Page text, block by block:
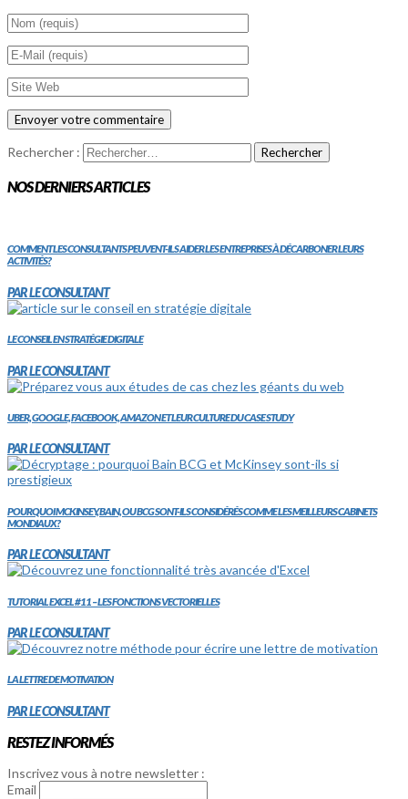
Rechercher :
NOS DERNIERS ARTICLES
COMMENT LES CONSULTANTS PEUVENT-ILS AIDER LES ENTREPRISES À DÉCARBONER LEURS
ACTIVITÉS?
PAR LE CONSULTANT
LE CONSEIL EN STRATÉGIE DIGITALE
PAR LE CONSULTANT
UBER, GOOGLE, FACEBOOK, AMAZON ET LEUR CULTURE DU CASE STUDY
PAR LE CONSULTANT
POURQUOI MCKINSEY, BAIN, OU BCG SONT-ILS CONSIDÉRÉS COMME LES MEILLEURS CABINETS
MONDIAUX?
PAR LE CONSULTANT
TUTORIAL EXCEL #11 – LES FONCTIONS VECTORIELLES
PAR LE CONSULTANT
LA LETTRE DE MOTIVATION
PAR LE CONSULTANT
RESTEZ INFORMÉS
Inscrivez vous à notre newsletter :
Email